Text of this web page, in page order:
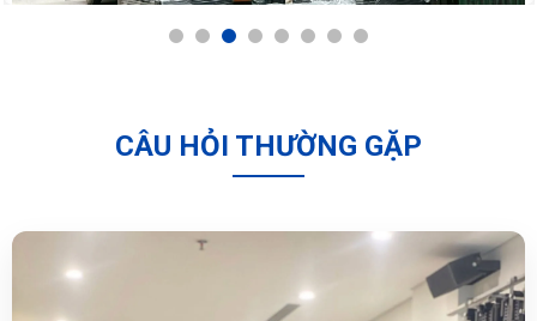
1 2 3 4 5 6 7 8
CÂU HỎI THƯỜNG GẶP